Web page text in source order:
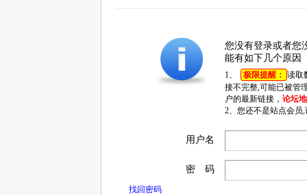
您没有登录或者您
能有如下几个原因
1、 极限提醒： 读取
接不完整,可能已被管
户的最新链接， 论坛
2、您还不是站点会员
用户名
密 码
找回密码